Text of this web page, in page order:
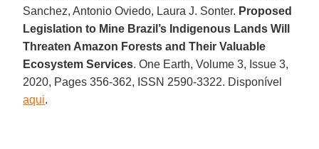
Sanchez, Antonio Oviedo, Laura J. Sonter. Proposed
Legislation to Mine Brazil’s Indigenous Lands Will
Threaten Amazon Forests and Their Valuable
Ecosystem Services. One Earth, Volume 3, Issue 3,
2020, Pages 356-362, ISSN 2590-3322. Disponível
aqui.